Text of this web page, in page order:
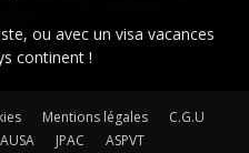
ou avec un visa vacances
continent !
Mentions légales
C.G.U
JPAC ASPVT